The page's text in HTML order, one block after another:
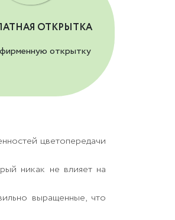
ОТКРЫТКА
открытку
цветопередачи
никак не влияет на
выращенные, что